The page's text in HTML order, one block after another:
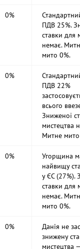
0%
ПДВ 25%.
ставки для
немає.
мито 0%.
0%
ПДВ 22%
всього
Зниженої
мистецтва
Митне
0%
Угорщина
найвищу
у ЄС (27%).
ставки для
немає.
мито 0%.
0%
Данія не
знижену
мистецтва